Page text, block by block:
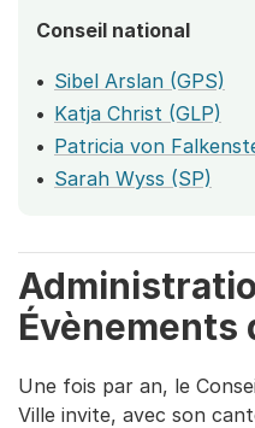
Conseil national
Sibel Arslan (GPS)
Katja Christ (GLP)
Patricia von
Sarah Wyss (SP)
Évènements
Une fois par an, le
Ville invite, avec son